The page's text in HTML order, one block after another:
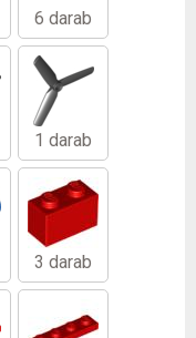
6 darab
1 darab
3 darab